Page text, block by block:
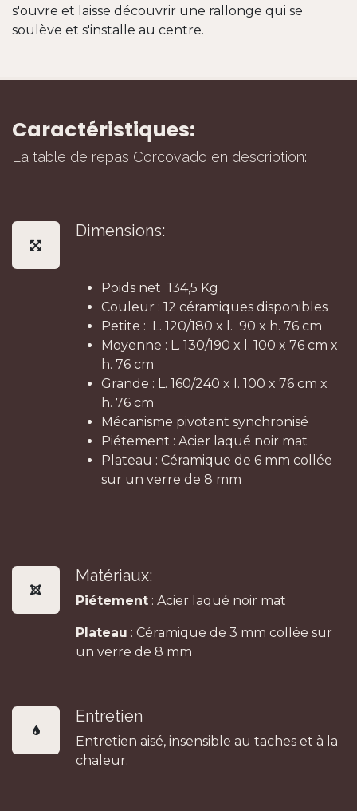
s'ouvre et laisse découvrir une rallonge qui se
soulève et s'installe au centre.
Caractéristiques:
La table de repas Corcovado en description:
Dimensions:
Poids net 134,5 Kg
Couleur : 12 céramiques disponibles
Petite : L. 120/180 x l. 90 x h. 76 cm
Moyenne : L. 130/190 x l. 100 x 76 cm x
h. 76 cm
Grande : L. 160/240 x l. 100 x 76 cm x
h. 76 cm
Mécanisme pivotant synchronisé
Piétement : Acier laqué noir mat
Plateau : Céramique de 6 mm collée
sur un verre de 8 mm
Matériaux:
Piétement : Acier laqué noir mat
Plateau : Céramique de 3 mm collée sur
un verre de 8 mm
Entretien
Entretien aisé, insensible au taches et à la
chaleur.